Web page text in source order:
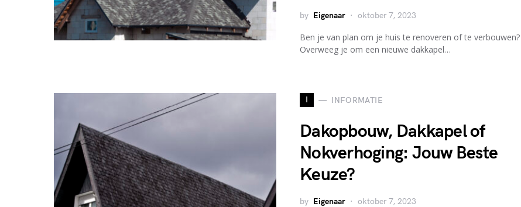
by Eigenaar oktober 7, 2023
Ben je van plan om je huis te renoveren of te verbouwen?
Overweeg je om een nieuwe dakkapel…
I INFORMATIE
Dakopbouw, Dakkapel of
Nokverhoging: Jouw Beste
Keuze?
by Eigenaar oktober 7, 2023